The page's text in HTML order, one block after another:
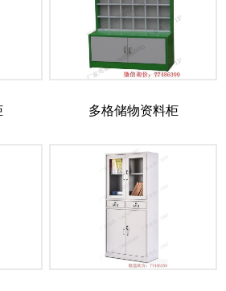
多格储物资料柜